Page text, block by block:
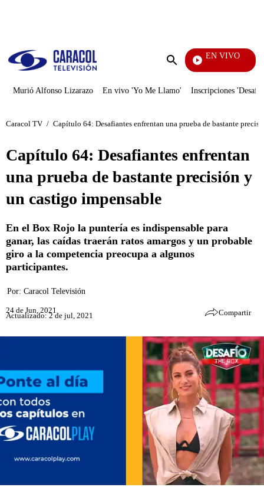
Enviar
EN VIVO
Diario De Diana
Murió Alfonso Lizarazo En vivo 'Yo Me Llamo' Inscripciones
Caracol TV / Capítulo 64: Desafiantes enfrentan una prueba de bastante
Capítulo 64: Desafiantes enfrentan
una prueba de bastante precisión y
un castigo impensable
En el Box Rojo la puntería es indispensable para
ganar, las caídas traerán ratos amargos y un probable
giro a la competencia preocupa a algunos
participantes.
Por: Caracol Televisión
24 de Jun, 2021
Actualizado: 2 de jul, 2021 Compartir